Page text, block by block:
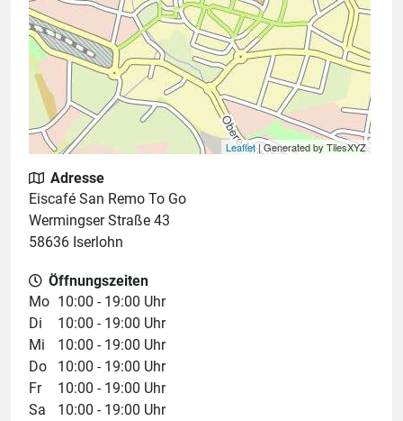
Leaflet| Generated by TilesXYZ
Adresse
Eiscafé San Remo To Go
Wermingser Straße 43
58636 Iserlohn
Öffnungszeiten
Mo 10:00 - 19:00 Uhr
Di
10:00 - 19:00 Uhr
Mi
10:00 - 19:00 Uhr
Do
10:00 - 19:00 Uhr
Fr
10:00 - 19:00 Uhr
Sa
10:00 - 19:00 Uhr